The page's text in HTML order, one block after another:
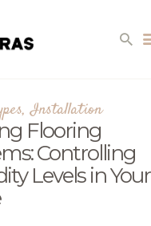
EMPRESA
,Installation
Flooring
Controlling
Levels in Your